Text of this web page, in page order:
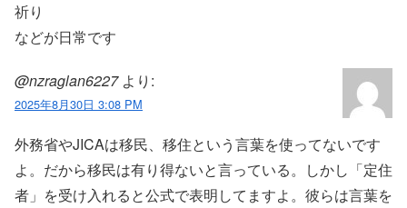
祈り
などが日常です
@nzraglan6227 より:
2025年8月30日 3:08 PM
外務省やJICAは移民、移住という言葉を使ってないです
よ。だから移民は有り得ないと言っている。しかし「定住
者」を受け入れると公式で表明してますよ。彼らは言葉を